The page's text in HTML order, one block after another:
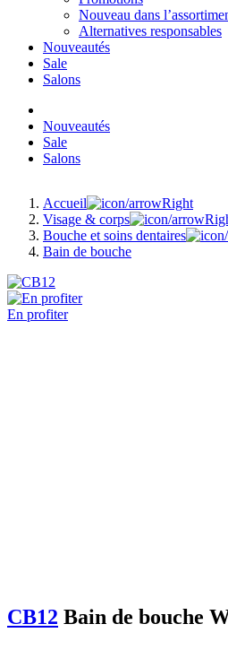
Nouveau dans
Alternatives responsables
Nouveautés
Sale
Salons
Nouveautés
Sale
Salons
Accueil
Visage & corps
Bouche et soins dentaires
Bain de bouche
En profiter
CB12 Bain de bouche